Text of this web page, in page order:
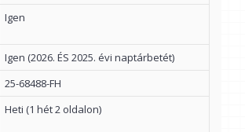
Igen
Igen (2026. ÉS 2025. évi naptárbetét)
25-68488-FH
Heti (1 hét 2 oldalon)